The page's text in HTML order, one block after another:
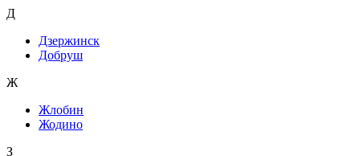
Д
Дзержинск
Добруш
Ж
Жлобин
Жодино
З